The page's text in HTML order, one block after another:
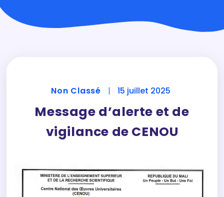
Non Classé | 15 juillet 2025
Message d’alerte et de
vigilance de CENOU